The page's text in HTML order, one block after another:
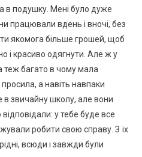
в подушку. Мені було дуже
працювали вдень і вночі, без
якомога більше грошей, щоб
і красиво одягнути. Але ж у
теж багато в чому мала
а навіть навпаки
звичайну школу, але вони
у тебе буде все
робити свою справу. З їх
всюди і завжди були